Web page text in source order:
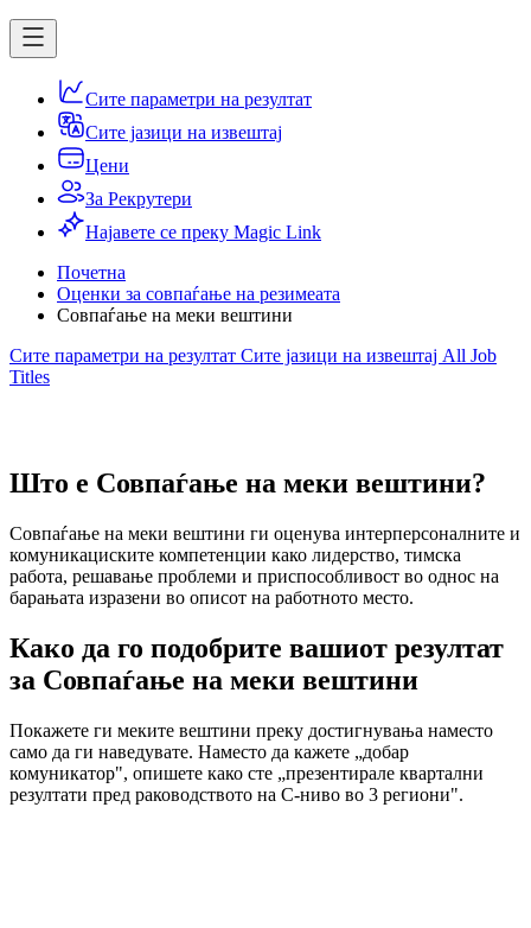
Сите параметри на резултат
Сите јазици на извештај
Цени
За Рекрутери
Најавете се преку Magic Link
Почетна
Оценки за совпаѓање на резимеата
Совпаѓање на меки вештини
Сите параметри на резултат Сите јазици на извештај All Job
Titles
Што е Совпаѓање на меки вештини?
Совпаѓање на меки вештини ги оценува интерперсоналните и
комуникациските компетенции како лидерство, тимска
работа, решавање проблеми и приспособливост во однос на
барањата изразени во описот на работното место.
Како да го подобрите вашиот резултат
за Совпаѓање на меки вештини
Покажете ги меките вештини преку достигнувања наместо
само да ги наведувате. Наместо да кажете „добар
комуникатор", опишете како сте „презентирале квартални
резултати пред раководството на C-ниво во 3 региони".